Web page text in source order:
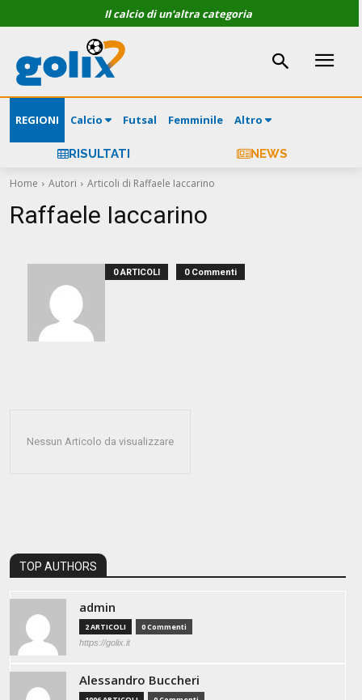
Il calcio di un'altra categoria
REGIONI Calcio Futsal Femminile Altro
RISULTATI NEWS
Home Autori Articoli di Raffaele Iaccarino
Raffaele Iaccarino
0 ARTICOLI 0 Commenti
Nessun Articolo da visualizzare
TOP AUTHORS
admin
2 ARTICOLI 0 Commenti
https://golix.it
Alessandro Buccheri